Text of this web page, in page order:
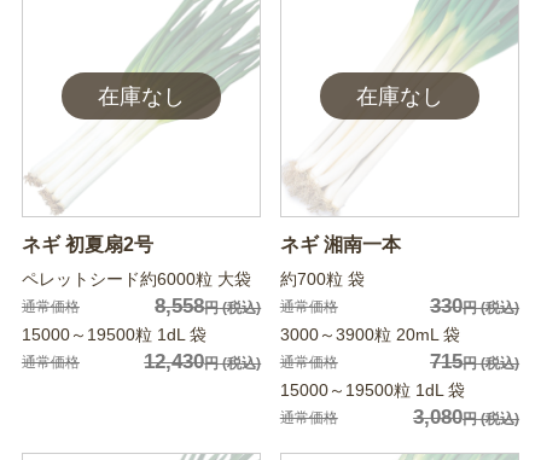
ネギ 初夏扇2号
ペレットシード約6000粒 大袋
通常価格 8,558円(税込)
15000～19500粒 1dL 袋
通常価格 12,430円(税込)
ネギ 湘南一本
約700粒 袋
通常価格 330円(税込)
3000～3900粒 20mL 袋
通常価格 715円(税込)
15000～19500粒 1dL 袋
通常価格 3,080円(税込)